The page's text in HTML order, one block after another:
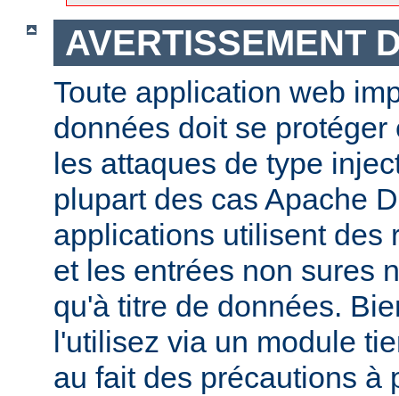
AVERTISSEMENT
Toute application web
données doit se
les attaques de type
plupart des cas Apache
applications utilisent des
et les entrées non sures
qu'à titre de données.
l'utilisez via un module
au fait des précautions à